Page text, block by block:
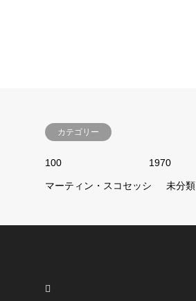
カテゴリー
100 1970
マーティン・スコセッシ 未分類